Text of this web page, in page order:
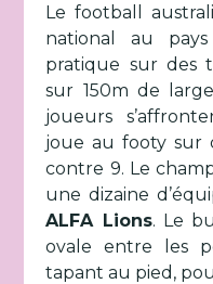
Le football
national au
pratique sur des
sur 150m de
joueurs
joue au footy sur
contre 9. Le
une dizaine
ALFA Lions. Le
ovale entre les
tapant au pied,